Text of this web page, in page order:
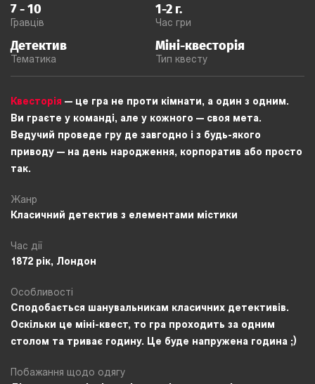
7-10
Гравців
1-2 г.
Час гри
Детектив
Тематика
Міні-квесторія
Тип квесту
Квесторія — це гра не проти кімнати, а один з одним.
Ви граєте у команді, але у кожного — своя мета.
Ведучий проведе гру де завгодно і з будь-якого
приводу — на день народження, корпоратив або просто
так.
Жанр
Класичний детектив з елементами містики
Час дії
1872 рік, Лондон
Особливості
Сподобається шанувальникам класичних детективів.
Оскільки це міні-квест, то гра проходить за одним
столом та триває годину. Це буде напружена година ;)
Побажання щодо одягу